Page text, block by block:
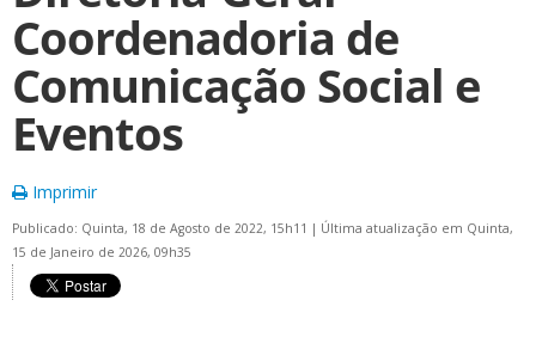
Coordenadoria de
Comunicação Social e
Eventos
Imprimir
Publicado: Quinta, 18 de Agosto de 2022, 15h11 | Última atualização em Quinta,
15 de Janeiro de 2026, 09h35